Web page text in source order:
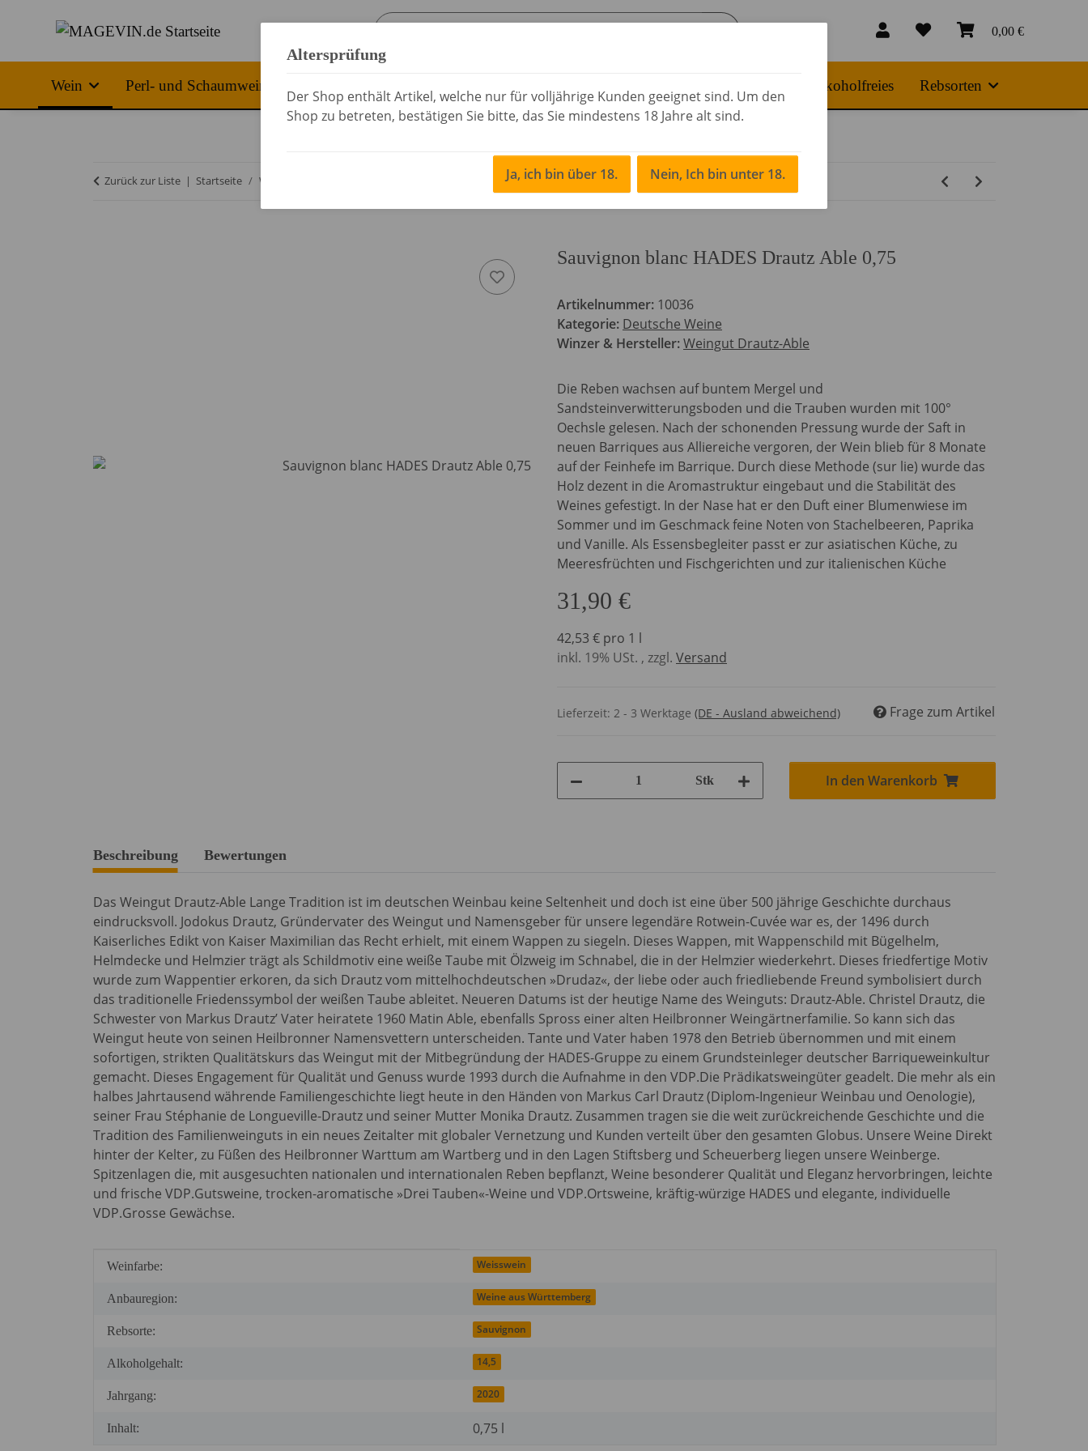
0,00 €
Wein Perl- und Schaumwein Alkoholfreies Rebsorten
Zurück zur Liste Startseite Wein Sauvignon blanc HADES Drautz Able 0,75
Sauvignon blanc HADES Drautz Able 0,75
Artikelnummer: 10036
Kategorie: Deutsche Weine
Winzer & Hersteller:Weingut Drautz-Able
Die Reben wachsen auf buntem Mergel und
Sandsteinverwitterungsboden und die Trauben wurden mit 100°
Oechsle gelesen. Nach der schonenden Pressung wurde der Saft in
neuen Barriques aus Alliereiche vergoren, der Wein blieb für 8 Monate
auf der Feinhefe im Barrique. Durch diese Methode (sur lie) wurde das
Holz dezent in die Aromastruktur eingebaut und die Stabilität des
Weines gefestigt. In der Nase hat er den Duft einer Blumenwiese im
Sommer und im Geschmack feine Noten von Stachelbeeren, Paprika
und Vanille. Als Essensbegleiter passt er zur asiatischen Küche, zu
Meeresfrüchten und Fischgerichten und zur italienischen Küche
31,90 €
42,53 € pro 1 l
inkl. 19% USt. , zzgl. Versand
Lieferzeit: 2 - 3 Werktage (DE - Ausland abweichend) Frage zum Artikel
Stk In den Warenkorb
weitere Registerkarten anzeigen
Beschreibung Bewertungen
Das Weingut Drautz-Able Lange Tradition ist im deutschen Weinbau keine Seltenheit und doch ist eine über 500 jährige Geschichte durchaus
eindrucksvoll. Jodokus Drautz, Gründervater des Weingut und Namensgeber für unsere legendäre Rotwein-Cuvée war es, der 1496 durch
Kaiserliches Edikt von Kaiser Maximilian das Recht erhielt, mit einem Wappen zu siegeln. Dieses Wappen, mit Wappenschild mit Bügelhelm,
Helmdecke und Helmzier trägt als Schildmotiv eine weiße Taube mit Ölzweig im Schnabel, die in der Helmzier wiederkehrt. Dieses friedfertige Motiv
wurde zum Wappentier erkoren, da sich Drautz vom mittelhochdeutschen »Drudaz«, der liebe oder auch friedliebende Freund symbolisiert durch
das traditionelle Friedenssymbol der weißen Taube ableitet. Neueren Datums ist der heutige Name des Weinguts: Drautz-Able. Christel Drautz, die
Schwester von Markus Drautz’ Vater heiratete 1960 Matin Able, ebenfalls Spross einer alten Heilbronner Weingärtnerfamilie. So kann sich das
Weingut heute von seinen Heilbronner Namensvettern unterscheiden. Tante und Vater haben 1978 den Betrieb übernommen und mit einem
sofortigen, strikten Qualitätskurs das Weingut mit der Mitbegründung der HADES-Gruppe zu einem Grundsteinleger deutscher Barriqueweinkultur
gemacht. Dieses Engagement für Qualität und Genuss wurde 1993 durch die Aufnahme in den VDP.Die Prädikatsweingüter geadelt. Die mehr als ein
halbes Jahrtausend währende Familiengeschichte liegt heute in den Händen von Markus Carl Drautz (Diplom-Ingenieur Weinbau und Oenologie),
seiner Frau Stéphanie de Longueville-Drautz und seiner Mutter Monika Drautz. Zusammen tragen sie die weit zurückreichende Geschichte und die
Tradition des Familienweinguts in ein neues Zeitalter mit globaler Vernetzung und Kunden verteilt über den gesamten Globus. Unsere Weine Direkt
hinter der Kelter, zu Füßen des Heilbronner Warttum am Wartberg und in den Lagen Stiftsberg und Scheuerberg liegen unsere Weinberge.
Spitzenlagen die, mit ausgesuchten nationalen und internationalen Reben bepflanzt, Weine besonderer Qualität und Eleganz hervorbringen, leichte
und frische VDP.Gutsweine, trocken-aromatische »Drei Tauben«-Weine und VDP.Ortsweine, kräftig-würzige HADES und elegante, individuelle
VDP.Grosse Gewächse.
Produkteigenschaft
Wert
Weinfarbe: Weisswein
Anbauregion: Weine aus Württemberg
Rebsorte: Sauvignon
Alkoholgehalt: 14,5
Jahrgang: 2020
Inhalt: 0,75 l
Altersprüfung
Der Shop enthält Artikel, welche nur für volljährige Kunden geeignet sind. Um den
Shop zu betreten, bestätigen Sie bitte, das Sie mindestens 18 Jahre alt sind.
Ja, ich bin über 18. Nein, Ich bin unter 18.